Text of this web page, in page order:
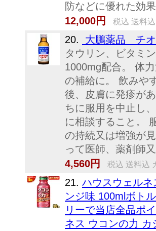
防などに優れた効
12,000円
税込 送料
20.
大鵬薬品 チ
タウリン、ビタミ
1000mg配合。 体
の補給に。 飲みや
後、皮膚に発疹が
ちに服用を中止し
に相談すること。
の持続又は増強が
って医師、薬剤師
4,560円
税込 送料込
21. ハウスウェル
ンジ味 100mlボト
リーで当店全品ポ
ネス ウコンの力 カ